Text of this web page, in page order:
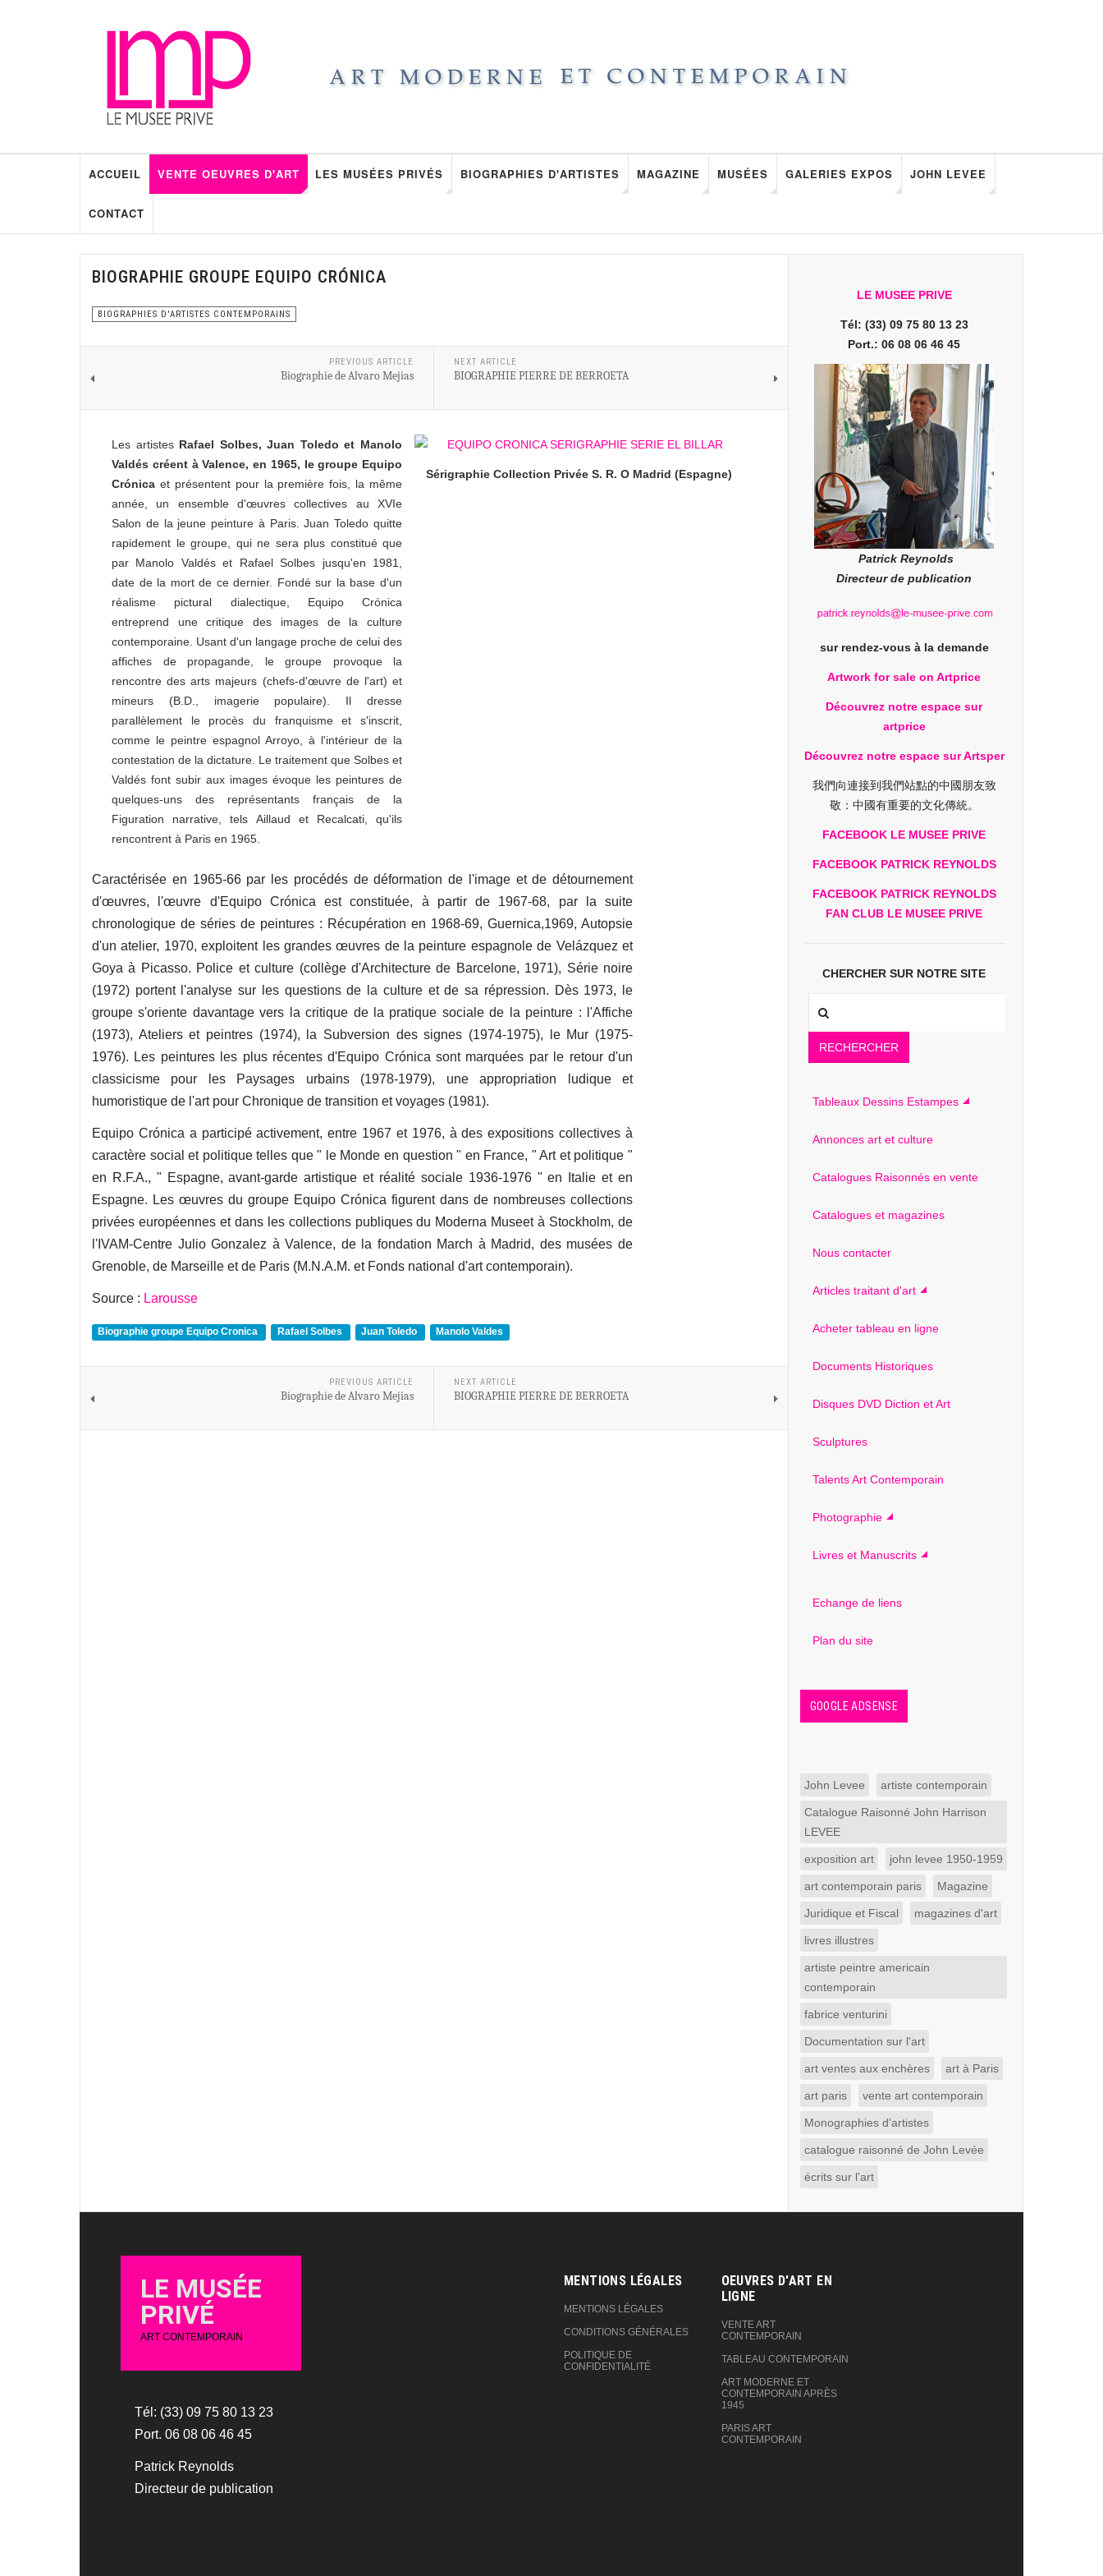
ACCUEIL VENTE OEUVRES D'ART LES MUSÉES PRIVÉS BIOGRAPHIES D'ARTISTES MAGAZINE MUSÉES GALERIES EXPOS JOHN LEVEE
CONTACT
BIOGRAPHIE GROUPE EQUIPO CRÓNICA
BIOGRAPHIES D'ARTISTES CONTEMPORAINS
PREVIOUS ARTICLE
Biographie de Alvaro Mejias
NEXT ARTICLE
BIOGRAPHIE PIERRE DE BERROETA
Les artistes Rafael Solbes, Juan Toledo et Manolo
Valdés créent à Valence, en 1965, le groupe Equipo
Crónica et présentent pour la première fois, la même
année, un ensemble d'œuvres collectives au XVIe
Salon de la jeune peinture à Paris. Juan Toledo quitte
rapidement le groupe, qui ne sera plus constitué que
par Manolo Valdés et Rafael Solbes jusqu'en 1981,
date de la mort de ce dernier. Fondé sur la base d'un
réalisme pictural dialectique, Equipo Crónica
entreprend une critique des images de la culture
contemporaine. Usant d'un langage proche de celui des
affiches de propagande, le groupe provoque la
rencontre des arts majeurs (chefs-d'œuvre de l'art) et
mineurs (B.D., imagerie populaire). Il dresse
parallèlement le procès du franquisme et s'inscrit,
comme le peintre espagnol Arroyo, à l'intérieur de la
contestation de la dictature. Le traitement que Solbes et
Valdés font subir aux images évoque les peintures de
quelques-uns des représentants français de la
Figuration narrative, tels Aillaud et Recalcati, qu'ils
rencontrent à Paris en 1965.
Sérigraphie Collection Privée S. R. O Madrid (Espagne)
Caractérisée en 1965-66 par les procédés de déformation de l'image et de détournement
d'œuvres, l'œuvre d'Equipo Crónica est constituée, à partir de 1967-68, par la suite
chronologique de séries de peintures : Récupération en 1968-69, Guernica,1969, Autopsie
d'un atelier, 1970, exploitent les grandes œuvres de la peinture espagnole de Velázquez et
Goya à Picasso. Police et culture (collège d'Architecture de Barcelone, 1971), Série noire
(1972) portent l'analyse sur les questions de la culture et de sa répression. Dès 1973, le
groupe s'oriente davantage vers la critique de la pratique sociale de la peinture : l'Affiche
(1973), Ateliers et peintres (1974), la Subversion des signes (1974-1975), le Mur (1975-
1976). Les peintures les plus récentes d'Equipo Crónica sont marquées par le retour d'un
classicisme pour les Paysages urbains (1978-1979), une appropriation ludique et
humoristique de l'art pour Chronique de transition et voyages (1981).
Equipo Crónica a participé activement, entre 1967 et 1976, à des expositions collectives à
caractère social et politique telles que " le Monde en question " en France, " Art et politique "
en R.F.A., " Espagne, avant-garde artistique et réalité sociale 1936-1976 " en Italie et en
Espagne. Les œuvres du groupe Equipo Crónica figurent dans de nombreuses collections
privées européennes et dans les collections publiques du Moderna Museet à Stockholm, de
l'IVAM-Centre Julio Gonzalez à Valence, de la fondation March à Madrid, des musées de
Grenoble, de Marseille et de Paris (M.N.A.M. et Fonds national d'art contemporain).
Source : Larousse
Biographie groupe Equipo Cronica Rafael Solbes Juan Toledo Manolo Valdes
PREVIOUS ARTICLE
Biographie de Alvaro Mejias
NEXT ARTICLE
BIOGRAPHIE PIERRE DE BERROETA
LE MUSEE PRIVE
Tél: (33) 09 75 80 13 23
Port.: 06 08 06 46 45
Patrick Reynolds
Directeur de publication
sur rendez-vous à la demande
Artwork for sale on Artprice
Découvrez notre espace sur
artprice
Découvrez notre espace sur Artsper
我們向連接到我們站點的中國朋友致
敬：中國有重要的文化傳統。
FACEBOOK LE MUSEE PRIVE
FACEBOOK PATRICK REYNOLDS
FACEBOOK PATRICK REYNOLDS
FAN CLUB LE MUSEE PRIVE
CHERCHER SUR NOTRE SITE
RECHERCHER
Tableaux Dessins Estampes
Annonces art et culture
Catalogues Raisonnés en vente
Catalogues et magazines
Nous contacter
Articles traitant d'art
Acheter tableau en ligne
Documents Historiques
Disques DVD Diction et Art
Sculptures
Talents Art Contemporain
Photographie
Livres et Manuscrits
Echange de liens
Plan du site
GOOGLE ADSENSE
John Levee artiste contemporain
Catalogue Raisonné John Harrison
LEVEE
exposition art john levee 1950-1959
art contemporain paris Magazine
Juridique et Fiscal magazines d'art
livres illustres
artiste peintre americain
contemporain
fabrice venturini
Documentation sur l'art
art ventes aux enchères art à Paris
art paris vente art contemporain
Monographies d'artistes
catalogue raisonné de John Levée
écrits sur l'art
LE MUSÉE
PRIVÉ
ART CONTEMPORAIN
Tél: (33) 09 75 80 13 23
Port. 06 08 06 46 45
Patrick Reynolds
Directeur de publication
MENTIONS LÉGALES
MENTIONS LÉGALES
CONDITIONS GÉNÉRALES
POLITIQUE DE
CONFIDENTIALITÉ
OEUVRES D'ART EN
LIGNE‎
VENTE ART
CONTEMPORAIN
TABLEAU CONTEMPORAIN
ART MODERNE ET
CONTEMPORAIN APRÈS
1945
PARIS ART
CONTEMPORAIN